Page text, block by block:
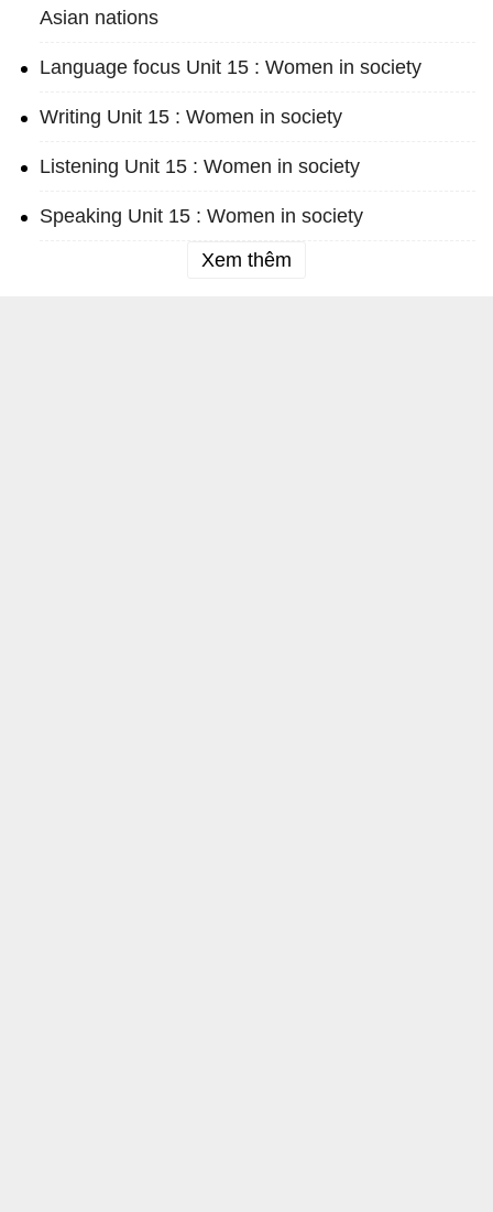
Asian nations
Language focus Unit 15 : Women in society
Writing Unit 15 : Women in society
Listening Unit 15 : Women in society
Speaking Unit 15 : Women in society
Xem thêm